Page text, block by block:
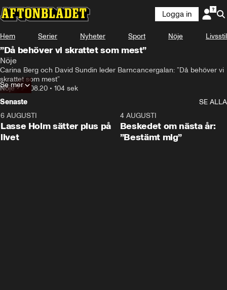
Logga in
Hem Serier Nyheter Sport Nöje Livsstil
”Då behöver vi skrattet som mest”
Nöje
Carina Berg och David Sundin leder Barncancergalan: ”Då behöver vi
skrattet som mest”
Nöje•20.08.20 • 104 sek
Se mer
Senaste
SE ALLA
6 AUGUSTI
Lasse Holm sätter plus på
livet
4 AUGUSTI
Beskedet om nästa år:
”Bestämt mig”